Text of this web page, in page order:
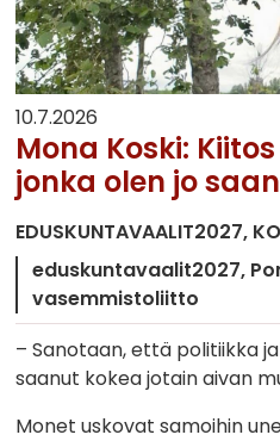
10.7.2026
Mona Koski:
jonka olen jo
EDUSKUNTAVAALIT2027
eduskuntavaalit2027
vasemmistoliitto
– Sanotaan, että politiikka
saanut kokea jotain aivan
Monet uskovat samoihin